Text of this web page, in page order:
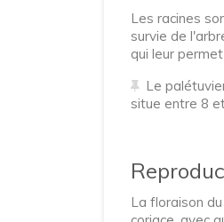
Les racines
survie de
qui leur
Le
situe entre 8
La floraison